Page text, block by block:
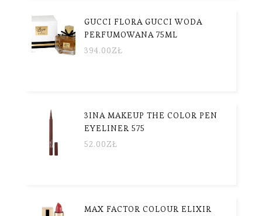
GUCCI FLORA GUCCI WODA
PERFUMOWANA 75ML
394.00ZŁ
3INA MAKEUP THE COLOR PEN
EYELINER 575
52.00ZŁ
MAX FACTOR COLOUR ELIXIR